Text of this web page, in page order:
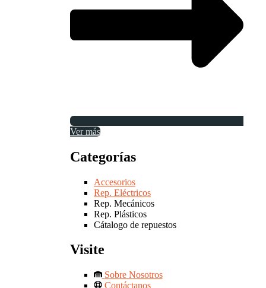
Ver más
Categorías
Accesorios
Rep. Eléctricos
Rep. Mecánicos
Rep. Plásticos
Cátalogo de repuestos
Visite
Sobre Nosotros
Contáctanos